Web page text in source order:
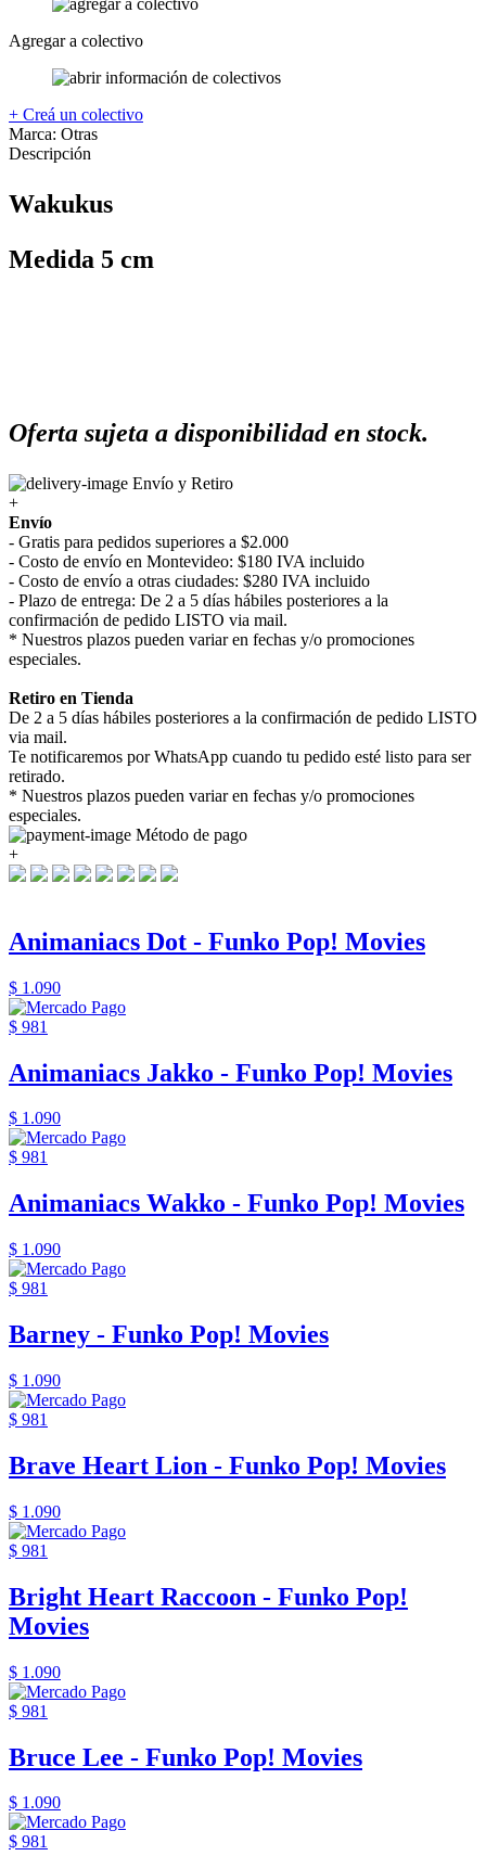
Agregar a colectivo
+ Creá un colectivo
Marca: Otras
Descripción
Wakukus
Medida 5 cm
Oferta sujeta a disponibilidad en stock.
Envío y Retiro
+
Envío
- Gratis para pedidos superiores a $2.000
- Costo de envío en Montevideo: $180 IVA incluido
- Costo de envío a otras ciudades: $280 IVA incluido
- Plazo de entrega: De 2 a 5 días hábiles posteriores a la
confirmación de pedido LISTO via mail.
* Nuestros plazos pueden variar en fechas y/o promociones
especiales.
Retiro en Tienda
De 2 a 5 días hábiles posteriores a la confirmación de pedido LISTO
via mail.
Te notificaremos por WhatsApp cuando tu pedido esté listo para ser
retirado.
* Nuestros plazos pueden variar en fechas y/o promociones
especiales.
Método de pago
+
Animaniacs Dot - Funko Pop! Movies
$ 1.090
$ 981
Animaniacs Jakko - Funko Pop! Movies
$ 1.090
$ 981
Animaniacs Wakko - Funko Pop! Movies
$ 1.090
$ 981
Barney - Funko Pop! Movies
$ 1.090
$ 981
Brave Heart Lion - Funko Pop! Movies
$ 1.090
$ 981
Bright Heart Raccoon - Funko Pop!
Movies
$ 1.090
$ 981
Bruce Lee - Funko Pop! Movies
$ 1.090
$ 981